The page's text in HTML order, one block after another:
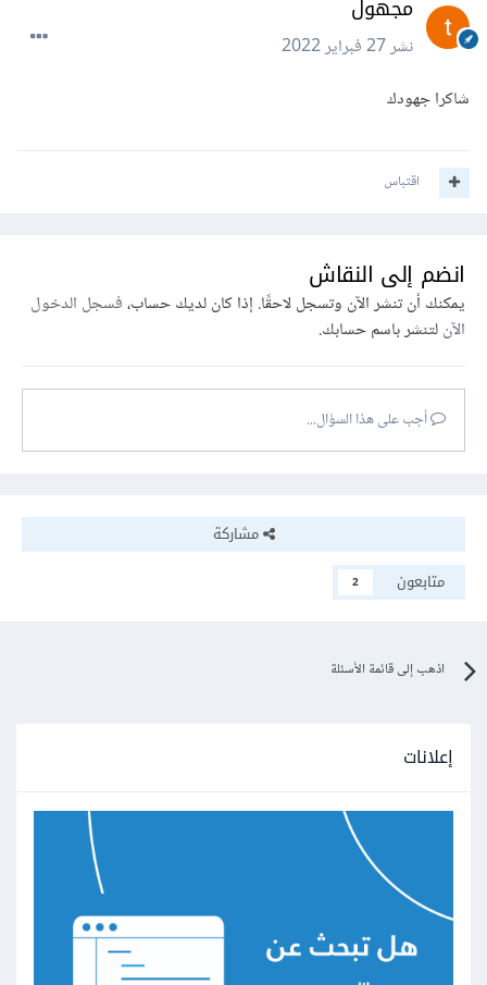
مجهول
نشر27 فبراير 2022
شاكرا جهودك
اقتباس
انضم إلى النقاش
يمكنك أن تنشر الآن وتسجل لاحقًا. إذا كان لديك حساب،فسجل الدخول
الآنلتنشر باسم حسابك.
أجب على هذا السؤال...
مشاركة
متابعون
2
اذهب إلى قائمة الأسئلة
إعلانات